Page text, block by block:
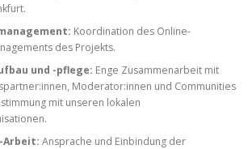
Koordination des Online-
des Projekts.
und -pflege: Enge Zusammenarbeit mit
Moderator:innen und Communities
mit unseren lokalen
Arbeit: Ansprache und Einbindung der